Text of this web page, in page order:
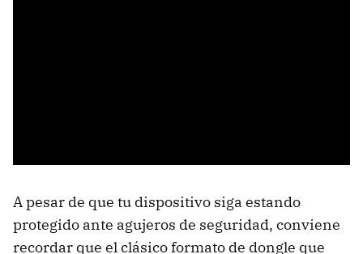
A pesar de que tu dispositivo siga estando
protegido ante agujeros de seguridad, conviene
recordar que el clásico formato de dongle que